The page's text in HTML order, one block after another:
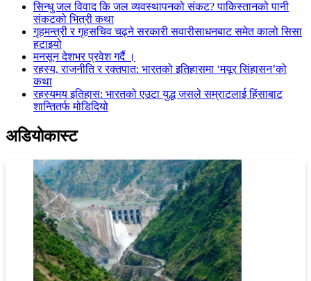
सिन्धु जल विवाद कि जल व्यवस्थापनको संकट? पाकिस्तानको पानी
संकटको भित्री कथा
गृहमन्त्री र गृहसचिव चढ्ने सरकारी सवारीसाधनबाट समेत कालो सिसा
हटाइयो
मनसून देशभर प्रवेश गर्दै ।
रहस्य, राजनीति र रक्तपात: भारतको इतिहासमा ‘मयूर सिंहासन’को
कथा
रहस्यमय इतिहास: भारतको एउटा युद्ध जसले सम्राटलाई हिंसाबाट
शान्तितर्फ मोडिदियो
अडियाेकास्ट